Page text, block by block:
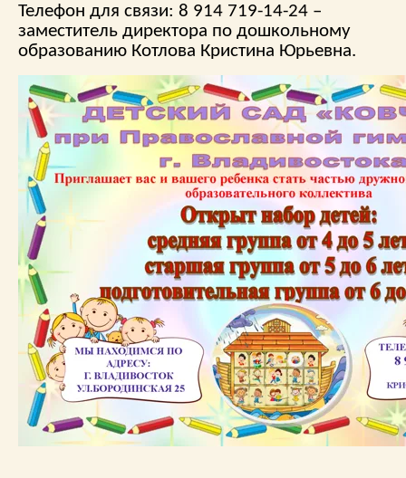
Телефон для связи: 8 914 719-14-24 –
заместитель директора по дошкольному
образованию Котлова Кристина Юрьевна.